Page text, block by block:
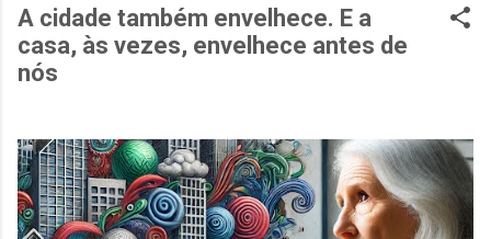
A cidade também envelhece. E a
casa, às vezes, envelhece antes de
nós